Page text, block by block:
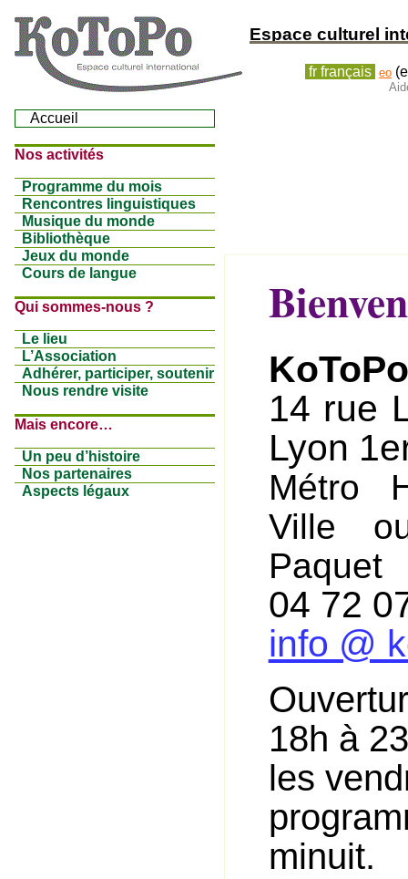
Espace culturel
fr français eo
Accueil
Nos activités
Programme du mois
Rencontres linguistiques
Musique du monde
Bibliothèque
Jeux du monde
Cours de langue
Qui sommes-nous ?
Le lieu
L’Association
Adhérer, participer, soutenir
Nous rendre visite
Mais encore…
Un peu d’histoire
Nos partenaires
Aspects légaux
KoToPo
14 rue
Lyon
Métro
Ville
Paquet
04 72
info @
18h à
les
minuit.